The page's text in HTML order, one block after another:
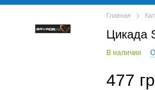
Главная
Цикада
В наличии
477